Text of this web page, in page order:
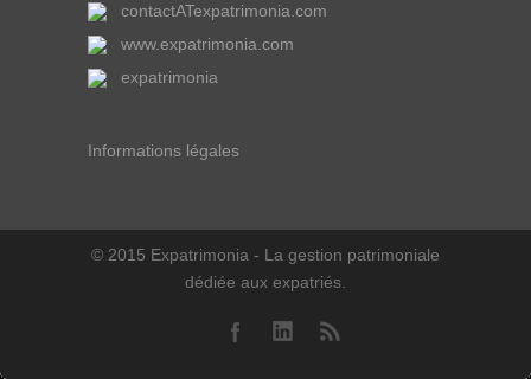
contactATexpatrimonia.com
www.expatrimonia.com
expatrimonia
Informations légales
© 2015 Expatrimonia - La gestion patrimoniale
dédiée aux expatriés.